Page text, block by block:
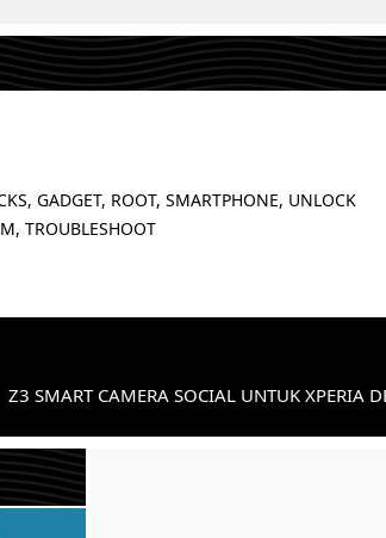
GADGET, ROOT, SMARTPHONE, UNLOCK
TROUBLESHOOT
Z3 SMART CAMERA SOCIAL UNTUK XPERIA